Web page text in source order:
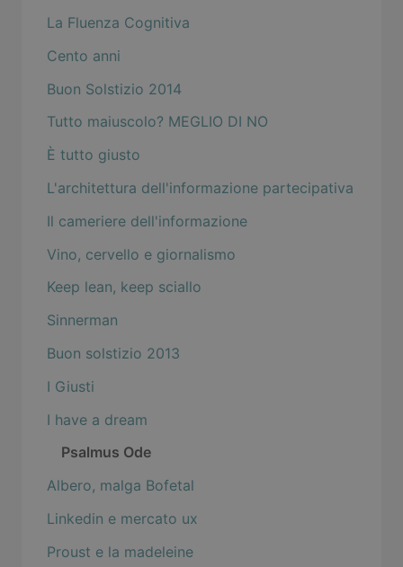
La Fluenza Cognitiva
Cento anni
Buon Solstizio 2014
Tutto maiuscolo? MEGLIO DI NO
È tutto giusto
L'architettura dell'informazione partecipativa
Il cameriere dell'informazione
Vino, cervello e giornalismo
Keep lean, keep sciallo
Sinnerman
Buon solstizio 2013
I Giusti
I have a dream
Psalmus Ode
Albero, malga Bofetal
Linkedin e mercato ux
Proust e la madeleine